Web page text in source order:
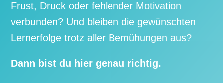
Frust, Druck oder fehlender Motivation
verbunden? Und bleiben die gewünschten
Lernerfolge trotz aller Bemühungen aus?
Dann bist du hier genau richtig.